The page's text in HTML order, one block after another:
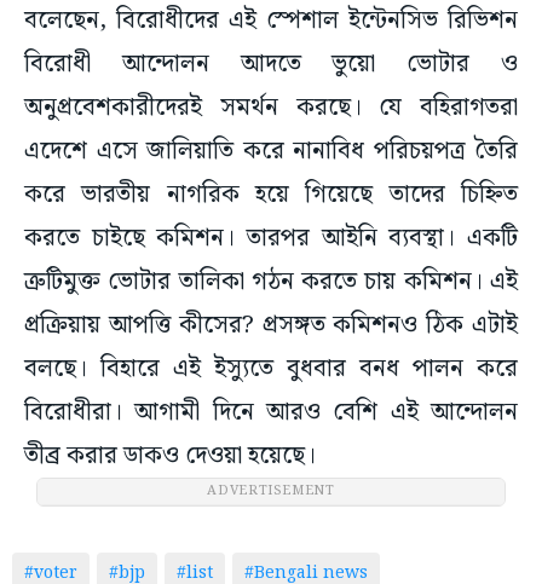
বলেছেন, বিরোধীদের এই স্পেশাল ইন্টেনসিভ রিভিশন
বিরোধী আন্দোলন আদতে ভুয়ো ভোটার ও
অনুপ্রবেশকারীদেরই সমর্থন করছে। যে বহিরাগতরা
এদেশে এসে জালিয়াতি করে নানাবিধ পরিচয়পত্র তৈরি
করে ভারতীয় নাগরিক হয়ে গিয়েছে তাদের চিহ্নিত
করতে চাইছে কমিশন। তারপর আইনি ব্যবস্থা। একটি
ত্রুটিমুক্ত ভোটার তালিকা গঠন করতে চায় কমিশন। এই
প্রক্রিয়ায় আপত্তি কীসের? প্রসঙ্গত কমিশনও ঠিক এটাই
বলছে। বিহারে এই ইস্যুতে বুধবার বনধ পালন করে
বিরোধীরা। আগামী দিনে আরও বেশি এই আন্দোলন
তীব্র করার ডাকও দেওয়া হয়েছে।
ADVERTISEMENT
#voter #bjp #list
#Bengali news